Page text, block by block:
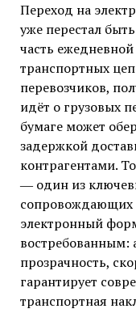
Переход на
уже перестал
часть
транспортных
перевозчиков,
идёт о грузовых
бумаге может
задержкой
контрагентами.
― один из
сопровождающих
электронный
востребованным:
прозрачность,
гарантирует
транспортная